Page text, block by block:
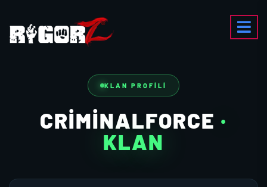
KLAN PROFILI
CRIMINALFORCE ·
KLAN